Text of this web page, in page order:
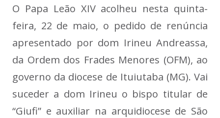
O Papa Leão XIV acolheu nesta quinta-
feira, 22 de maio, o pedido de renúncia
apresentado por dom Irineu Andreassa,
da Ordem dos Frades Menores (OFM), ao
governo da diocese de Ituiutaba (MG). Vai
suceder a dom Irineu o bispo titular de
“Giufi” e auxiliar na arquidiocese de São